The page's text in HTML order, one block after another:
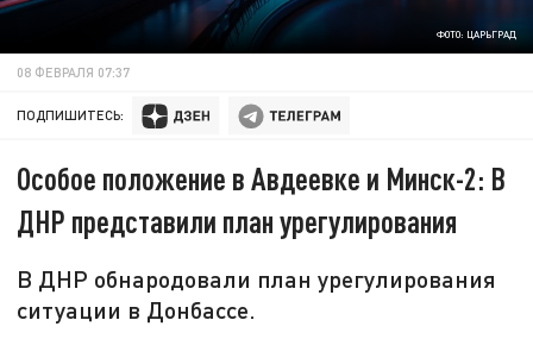
ФОТО: ЦАРЬГРАД
08 ФЕВРАЛЯ 07:37
ПОДПИШИТЕСЬ:
Особое положение в Авдеевке и Минск-2: В
ДНР представили план урегулирования
В ДНР обнародовали план урегулирования
ситуации в Донбассе‍.